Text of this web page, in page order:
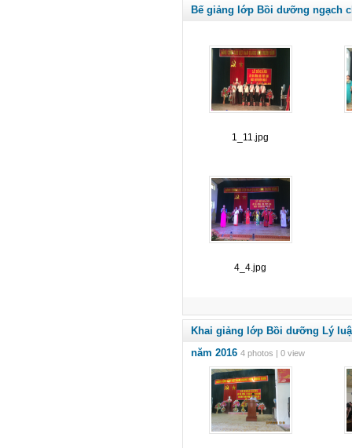
Bế giảng lớp Bồi dưỡng ngạch
1_11.jpg
4_4.jpg
Khai giảng lớp Bồi dưỡng Lý
năm 2016 4 photos | 0 view